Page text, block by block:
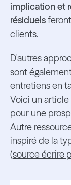
implication et
résiduels
clients.
D'autres
sont
entretiens en
Voici un article
pour une
Autre
inspiré de la
(source écrire